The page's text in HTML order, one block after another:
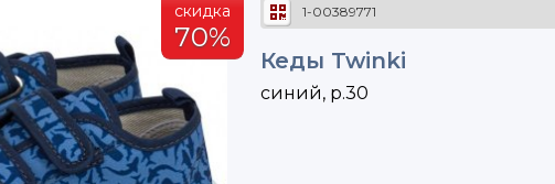
скидка
70%
1-00389771
Кеды Twinki
синий, р.30